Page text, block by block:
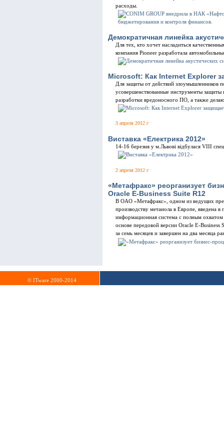
расходы.
Демократичная линейка
Для тех, кто хочет насладиться
компания Pioneer разработала
Microsoft: Как Internet Explorer
Для защиты от действий злоумышленников
усовершенствованные инструменты
разработки вредоносного ПО, а также
3 апреля 2012 г
Виставка «Електрика 2012»
14-16 березня у м.Львові відбулася VIII
2 апреля 2012 г
«Метафракс» реорганизует
Oracle E-Business Suite R12
В OAO «Метафракс», одном из ведущих
производству метанола в Европе, введена
информационная система с полным охватом
основе передовой версии Oracle E-
за семь месяцев и завершен на два месяца
© ITware 2000-2014